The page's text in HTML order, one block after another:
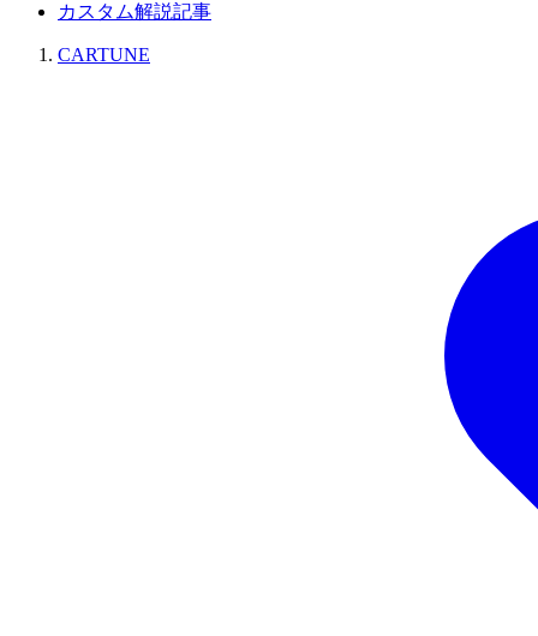
カスタム解説記事
CARTUNE